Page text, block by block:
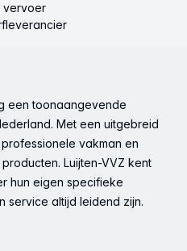
vervoer
een toonaangevende
Met een uitgebreid
vakman en
Luijten-VVZ kent
hun eigen specifieke
service altijd leidend zijn.